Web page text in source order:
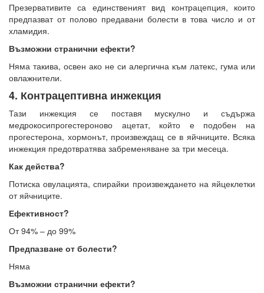
Презервативите са единственият вид контрацепция, които
предпазват от полово предавани болести в това число и от
хламидия.
Възможни странични ефекти?
Няма такива, освен ако не си алергична към латекс, гума или
овлажнители.
4. Контрацептивна инжекция
Тази инжекция се поставя мускулно и съдържа
медрокосипрогестероново ацетат, който е подобен на
прогестерона, хормонът, произвеждащ се в яйчниците. Всяка
инжекция предотвратява забременяване за три месеца.
Как действа?
Потиска овулацията, спирайки произвеждането на яйцеклетки
от яйчниците.
Ефективност?
От 94% – до 99%
Предпазване от болести?
Няма
Възможни странични ефекти?